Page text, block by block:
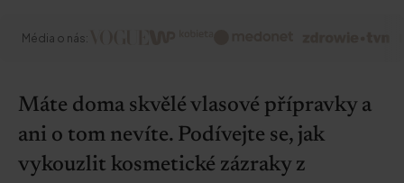
Média o nás:
Máte doma skvělé vlasové přípravky a
ani o tom nevíte. Podívejte se, jak
vykouzlit kosmetické zázraky z